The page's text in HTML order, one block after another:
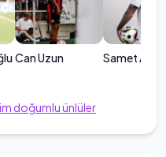
Can Uzun Samet
doğumlu ünlüler